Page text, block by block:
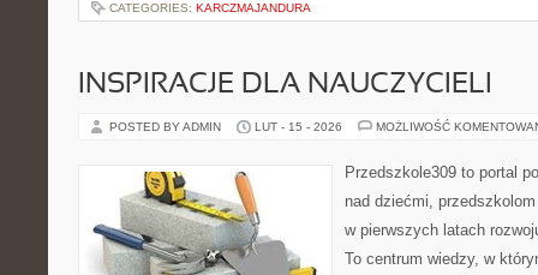
CATEGORIES: KARCZMAJANDURA
INSPIRACJE DLA NAUCZYCIELI
POSTED BY ADMIN LUT - 15 - 2026 MOŻLIWOŚĆ
Przedszkole309 to portal
nad dziećmi,
w pierwszych latach
To centrum wiedzy, w